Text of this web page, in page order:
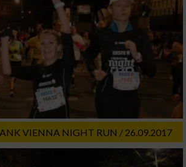
VIENNA NIGHT RUN / 26.09.2017